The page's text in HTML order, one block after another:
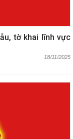
tờ khai lĩnh vực
18/11/2025